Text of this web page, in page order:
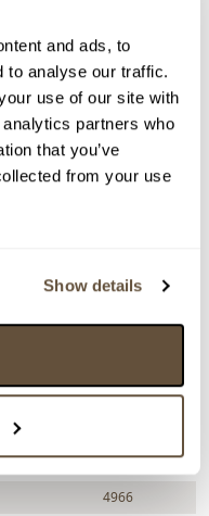
and ads, to
to analyse our traffic.
use of our site with
partners who
that you’ve
from your use
Show details
autora?
v aukci
Přihodil
5628
5628
4966